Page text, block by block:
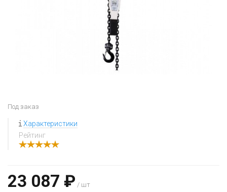
Под заказ
Характеристики
Рейтинг
23 087 ₽ / шт